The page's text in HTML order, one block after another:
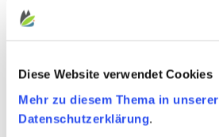
Diese Website verwendet Cookies
Mehr zu diesem Thema in unserer
Datenschutzerklärung.